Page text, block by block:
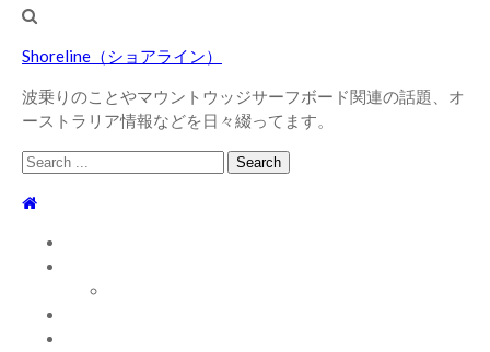
Shoreline（ショアライン）
波乗りのことやマウントウッジサーフボード関連の話題、オ
ーストラリア情報などを日々綴ってます。
Search